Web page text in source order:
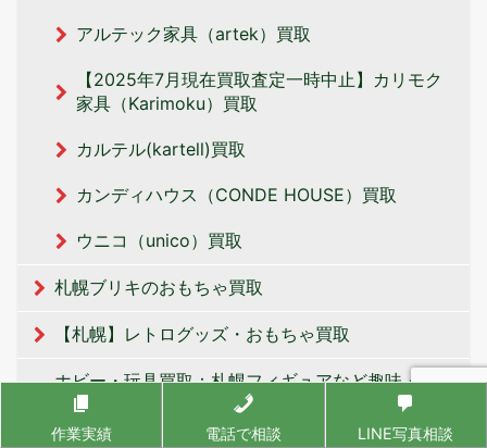
アルテック家具（artek）買取
【2025年7月現在買取査定一時中止】カリモク
家具（Karimoku）買取
カルテル(kartell)買取
カンディハウス（CONDE HOUSE）買取
ウニコ（unico）買取
札幌ブリキのおもちゃ買取
【札幌】レトログッズ・おもちゃ買取
ホビー・玩具買取：札幌フィギュアなど趣味・コレ
クション買取
作業実績 電話で相談 LINE写真相談